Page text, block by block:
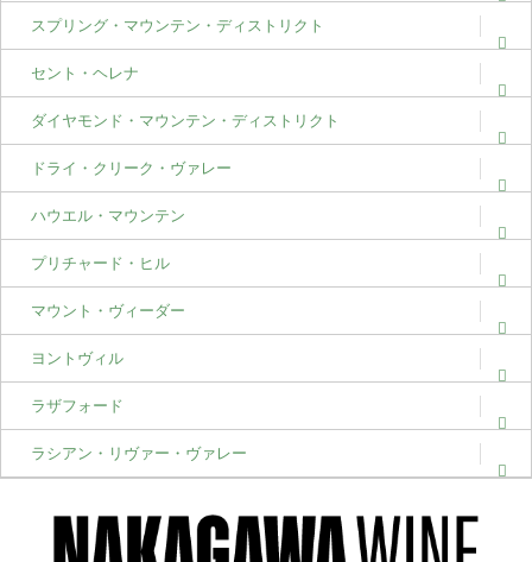
スプリング・マウンテン・ディストリクト
セント・ヘレナ
ダイヤモンド・マウンテン・ディストリクト
ドライ・クリーク・ヴァレー
ハウエル・マウンテン
プリチャード・ヒル
マウント・ヴィーダー
ヨントヴィル
ラザフォード
ラシアン・リヴァー・ヴァレー